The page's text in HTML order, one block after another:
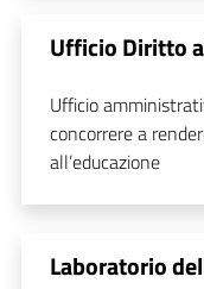
Ufficio Diritto
Ufficio
concorrere a
all’educazione
Laboratorio